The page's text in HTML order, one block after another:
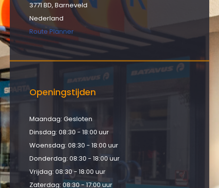
3771 BD, Barneveld
Nederland
Route Planner
Openingstijden
Maandag: Gesloten
Dinsdag: 08:30 - 18:00 uur
Woensdag: 08:30 - 18:00 uur
Donderdag: 08:30 - 18:00 uur
Vrijdag: 08:30 - 18:00 uur
Zaterdag: 08:30 - 17:00 uur